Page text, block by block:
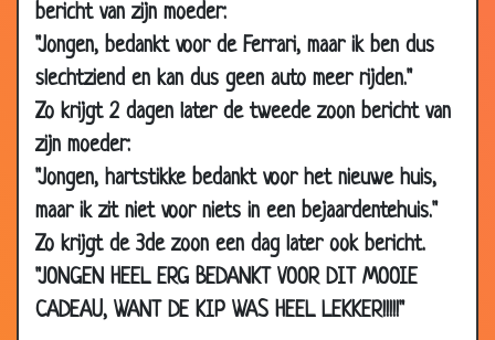
bericht van zijn moeder:
"Jongen, bedankt voor de Ferrari, maar ik ben dus
slechtziend en kan dus geen auto meer rijden."
Zo krijgt 2 dagen later de tweede zoon bericht van
zijn moeder:
"Jongen, hartstikke bedankt voor het nieuwe huis,
maar ik zit niet voor niets in een bejaardentehuis."
Zo krijgt de 3de zoon een dag later ook bericht.
"JONGEN HEEL ERG BEDANKT VOOR DIT MOOIE
CADEAU, WANT DE KIP WAS HEEL LEKKER!!!!!"
2010
Varkensvoer
13 Oct
2010
Rare hondenaam
13 Oct
2010
Reclame maken
13 Oct
2010
Gekke koeienziekte 3.63
06 Oct
2010
Ingenieurs in een auto